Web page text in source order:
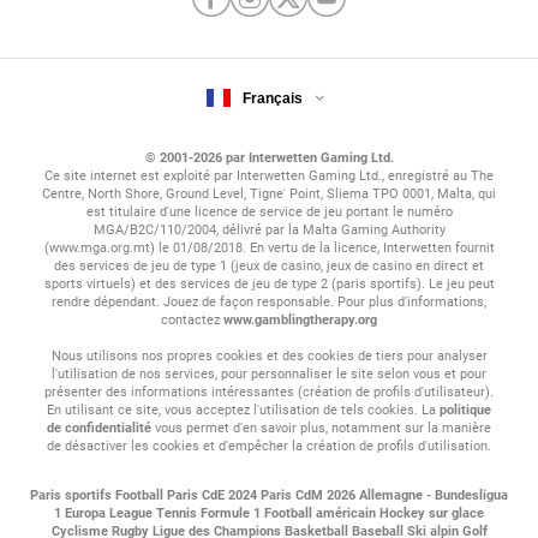
Vieille Dame compte à son actif 15 Coupes d’Italie. L’AS Rome et
reprises au palmarès de cette prestigieuse compétition. La Lazio
a également marqué l’histoire du tournoi en décrochant sept
titres.
Le Napoli et la Fiorentina suivent avec six sacres chacun.
Derrière, on retrouve le Milan AC et le Torino, qui possèdent
chacun cinq Coupes d’Italie dans leur armoire à trophées. La
Sampdoria de Gênes complète ce tableau avec quatre titres à
Il est évident que les clubs d’Italie Série A dominent largement ce
tournoi, en dépit des nombreux exploits réalisés par les clubs de
division inférieure.
La Coupe d’Italie 2024-2025
Français
© 2001-2026 par Interwetten Gaming Ltd.
Ce site internet est exploité par Interwetten Gaming Ltd., enregistré au The
Centre, North Shore, Ground Level, Tigne' Point, Sliema TPO 0001, Malta, qui
est titulaire d'une licence de service de jeu portant le numéro
MGA/B2C/110/2004, délivré par la Malta Gaming Authority
(www.mga.org.mt) le 01/08/2018. En vertu de la licence, Interwetten fournit
des services de jeu de type 1 (jeux de casino, jeux de casino en direct et
sports virtuels) et des services de jeu de type 2 (paris sportifs). Le jeu peut
rendre dépendant. Jouez de façon responsable. Pour plus d'informations,
contactez www.gamblingtherapy.org
Nous utilisons nos propres cookies et des cookies de tiers pour analyser
l'utilisation de nos services, pour personnaliser le site selon vous et pour
présenter des informations intéressantes (création de profils d'utilisateur).
En utilisant ce site, vous acceptez l'utilisation de tels cookies. La politique
de confidentialité vous permet d'en savoir plus, notamment sur la manière
de désactiver les cookies et d'empêcher la création de profils d'utilisation.
Paris sportifs Football Paris CdE 2024 Paris CdM 2026 Allemagne - Bundesligua
1 Europa League Tennis Formule 1 Football américain Hockey sur glace
Cyclisme Rugby Ligue des Champions Basketball Baseball Ski alpin Golf